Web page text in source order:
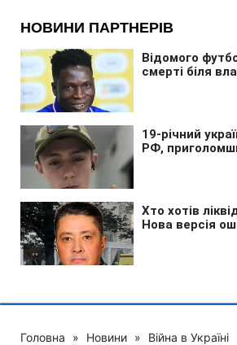
Головна » Новини » Війна в Україні